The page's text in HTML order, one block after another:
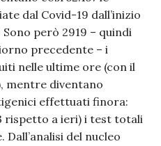
dal Covid-19 dall’inizio
però 2919 – quindi
precedente – i
nelle ultime ore (con il
mentre diventano
effettuati finora:
rispetto a ieri) i test totali
del nucleo